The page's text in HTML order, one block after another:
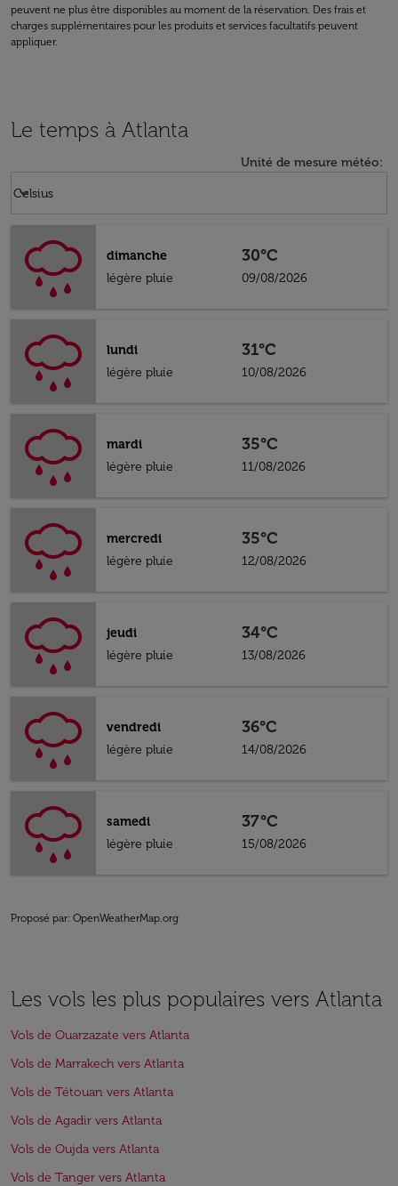
peuvent ne plus être disponibles au moment de la réservation. Des frais et
charges supplémentaires pour les produits et services facultatifs peuvent
appliquer.
Le temps à Atlanta
Unité de mesure météo:
Celsius
keyboard_arrow_down
dimanche
légère pluie
30°C
09/08/2026
lundi
légère pluie
31°C
10/08/2026
mardi
légère pluie
35°C
11/08/2026
mercredi
légère pluie
35°C
12/08/2026
jeudi
légère pluie
34°C
13/08/2026
vendredi
légère pluie
36°C
14/08/2026
samedi
légère pluie
37°C
15/08/2026
Proposé par: OpenWeatherMap.org
Les vols les plus populaires vers Atlanta
Vols de Ouarzazate vers Atlanta
Vols de Marrakech vers Atlanta
Vols de Tétouan vers Atlanta
Vols de Agadir vers Atlanta
Vols de Oujda vers Atlanta
Vols de Tanger vers Atlanta